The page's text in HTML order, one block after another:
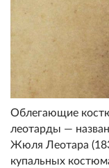
Облегающие
леотарды —
Жюля Леотара
купальных